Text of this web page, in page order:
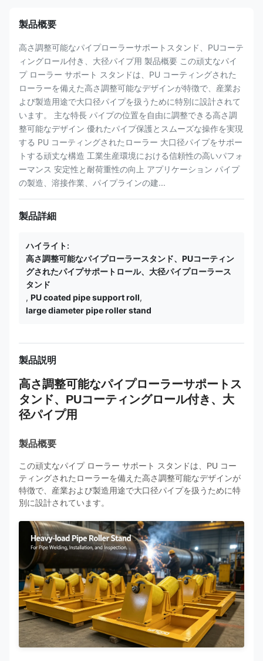
製品概要
高さ調整可能なパイプローラーサポートスタンド、PUコーテ
ィングロール付き、大径パイプ用 製品概要 この頑丈なパイ
プ ローラー サポート スタンドは、PU コーティングされた
ローラーを備えた高さ調整可能なデザインが特徴で、産業お
よび製造用途で大口径パイプを扱うために特別に設計されて
います。 主な特長 パイプの位置を自由に調整できる高さ調
整可能なデザイン 優れたパイプ保護とスムーズな操作を実現
する PU コーティングされたローラー 大口径パイプをサポー
トする頑丈な構造 工業生産環境における信頼性の高いパフォ
ーマンス 安定性と耐荷重性の向上 アプリケーション パイプ
の製造、溶接作業、パイプラインの建...
製品詳細
ハイライト:
高さ調整可能なパイプローラースタンド、PUコーティン
グされたパイプサポートロール、大径パイプローラース
タンド
, PU coated pipe support roll,
large diameter pipe roller stand
製品説明
高さ調整可能なパイプローラーサポートス
タンド、PUコーティングロール付き、大
径パイプ用
製品概要
この頑丈なパイプ ローラー サポート スタンドは、PU コー
ティングされたローラーを備えた高さ調整可能なデザインが
特徴で、産業および製造用途で大口径パイプを扱うために特
別に設計されています。